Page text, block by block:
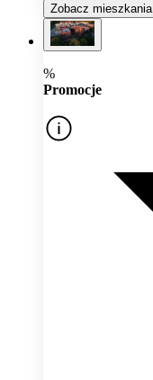
Zobacz mieszkania
%
Promocje